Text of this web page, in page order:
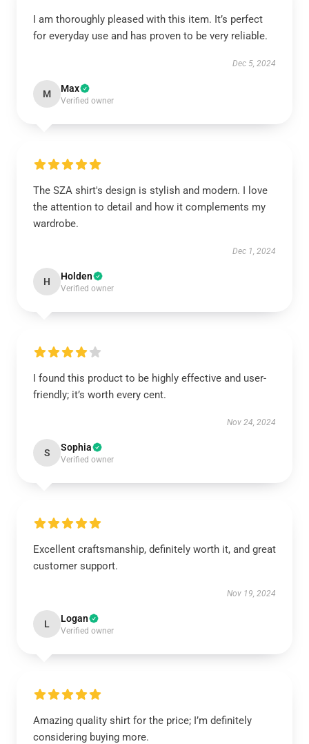
I am thoroughly pleased with this item. It’s perfect
for everyday use and has proven to be very reliable.
Dec 5, 2024
M Max
Verified owner
The SZA shirt's design is stylish and modern. I love
the attention to detail and how it complements my
wardrobe.
Dec 1, 2024
H Holden
Verified owner
I found this product to be highly effective and user-
friendly; it’s worth every cent.
Nov 24, 2024
S Sophia
Verified owner
Excellent craftsmanship, definitely worth it, and great
customer support.
Nov 19, 2024
L Logan
Verified owner
Amazing quality shirt for the price; I’m definitely
considering buying more.